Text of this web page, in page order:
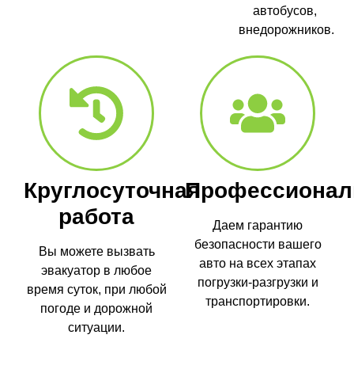
автобусов,
внедорожников.
Круглосуточная
работа
Вы можете вызвать
эвакуатор в любое
время суток, при любой
погоде и дорожной
ситуации.
Даем гарантию
безопасности вашего
авто на всех этапах
погрузки-разгрузки и
транспортировки.